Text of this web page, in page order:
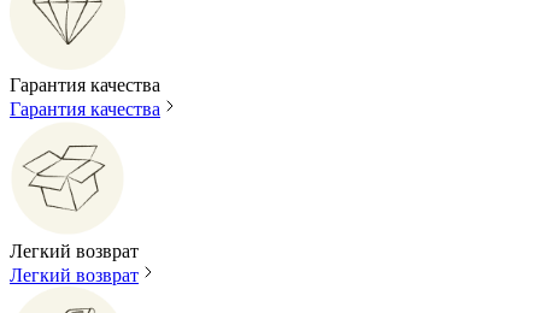
Гарантия качества
Гарантия качества
Легкий возврат
Легкий возврат